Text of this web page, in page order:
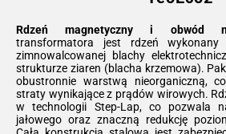
Rdzeń magnetyczny i obwód
transformatora jest rdzeń wykonany
zimnowalcowanej blachy
strukturze ziaren (blacha krzemowa).
obustronnie warstwą nieorganiczną,
straty wynikające z prądów wirowych.
w technologii Step-Lap, co pozwala
jałowego oraz znaczną redukcję